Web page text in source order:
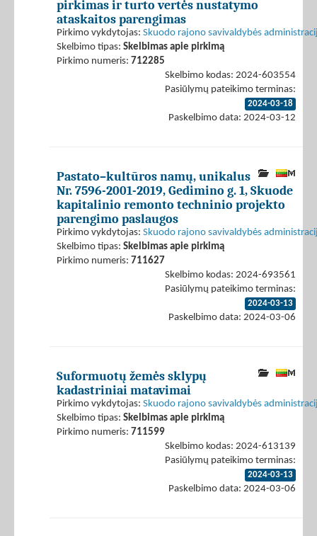
pirkimas ir turto vertės nustatymo
ataskaitos parengimas
Pirkimo vykdytojas: Skuodo rajono savivaldybės
Skelbimo tipas: Skelbimas apie pirkimą
Pirkimo numeris: 712285
Skelbimo kodas: 2024-603554
Pasiūlymų pateikimo terminas:
2024-03-18
Paskelbimo data: 2024-03-12
Pastato–kultūros namų, unikalus
Nr. 7596-2001-2019, Gedimino g. 1, Skuode
kapitalinio remonto techninio projekto
parengimo paslaugos
Pirkimo vykdytojas: Skuodo rajono savivaldybės
Skelbimo tipas: Skelbimas apie pirkimą
Pirkimo numeris: 711627
Skelbimo kodas: 2024-693561
Pasiūlymų pateikimo terminas:
2024-03-13
Paskelbimo data: 2024-03-06
Suformuotų žemės sklypų
kadastriniai matavimai
Pirkimo vykdytojas: Skuodo rajono savivaldybės
Skelbimo tipas: Skelbimas apie pirkimą
Pirkimo numeris: 711599
Skelbimo kodas: 2024-613139
Pasiūlymų pateikimo terminas:
2024-03-13
Paskelbimo data: 2024-03-06